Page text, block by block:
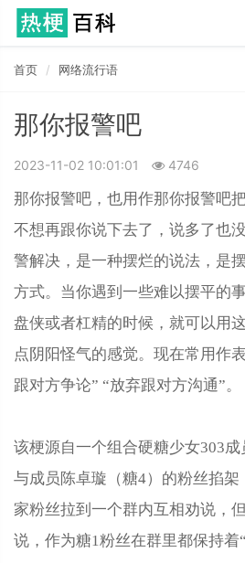
首页 网络流行语
那你报警吧
2023-11-02 10:01:01 4746
那你报警吧，也用作那你报警吧
不想再跟你说下去了，说多了也
警解决，是一种摆烂的说法，是
方式。当你遇到一些难以摆平的
盘侠或者杠精的时候，就可以用
点阴阳怪气的感觉。现在常用作
跟对方争论” “放弃跟对方沟通”。
该梗源自一个组合硬糖少女303成
与成员陈卓璇（糖4）的粉丝掐
家粉丝拉到一个群内互相劝说，
说，作为糖1粉丝在群里都保持着